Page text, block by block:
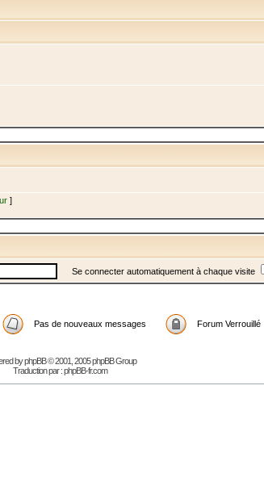
]
Se connecter automatiquement à chaque visite
Pas de nouveaux messages Forum Verrouillé
byphpBB© 2001, 2005 phpBB Group
Traduction par :phpBB-fr.com